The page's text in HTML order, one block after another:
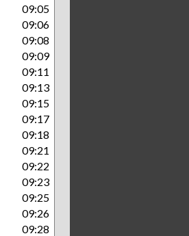
09:05
09:06
09:08
09:09
09:11
09:13
09:15
09:17
09:18
09:21
09:22
09:23
09:25
09:26
09:28